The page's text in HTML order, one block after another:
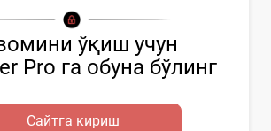
ўқиш учун
Pro га обуна бўлинг
Сайтга кириш